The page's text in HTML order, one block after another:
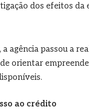
dos efeitos da
agência passou a
orientar
ao crédito